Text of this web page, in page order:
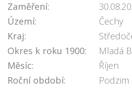
Zaměření:
Území:
Čechy
Kraj:
Okres k roku 1900:
Mladá
Měsíc:
Říjen
Roční období:
Podzim